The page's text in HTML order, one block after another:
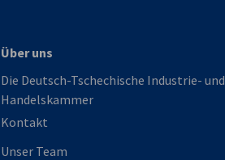
Über uns
Die Deutsch-Tschechische Industrie- und
Handelskammer
Kontakt
Unser Team